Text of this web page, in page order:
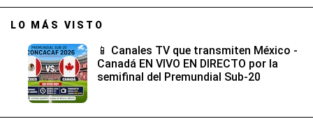
LO MÁS VISTO
📱 Canales TV que transmiten México -
Canadá EN VIVO EN DIRECTO por la
semifinal del Premundial Sub-20